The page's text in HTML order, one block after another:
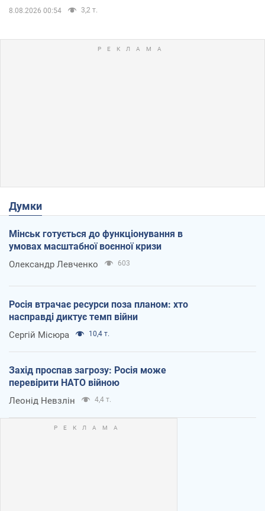
8.08.2026 00:54 3,2 т.
Думки
Мінськ готується до функціонування в
умовах масштабної воєнної кризи
Олександр Левченко 603
Росія втрачає ресурси поза планом: хто
насправді диктує темп війни
Сергій Місюра 10,4 т.
Захід проспав загрозу: Росія може
перевірити НАТО війною
Леонід Невзлін 4,4 т.